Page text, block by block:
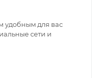
удобным для вас
сети и